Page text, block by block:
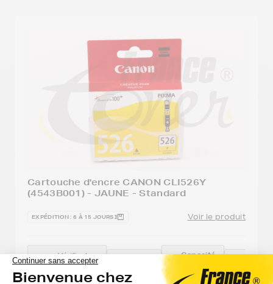
Cartouche d'encre CANON CLI526Y
(4543B001) - JAUNE - Standard
EXPÉDITION : 6 À 15 JOURS Voir le produit
Vérifier la
compatibilité
avec mon
Jaune
Capacité
500
CLI-